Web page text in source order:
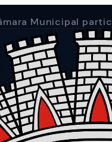
Municipal